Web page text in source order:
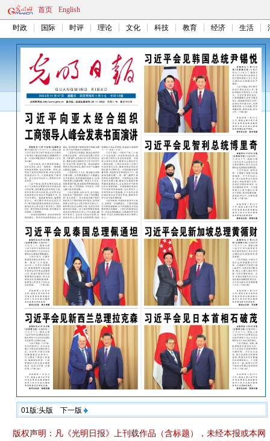
首页 English
时政 国际 时评 理论 文化 科技 教育 经济 生活
01版:头版 下一版
版权声明：凡《光明日报》上刊载作品（含标题），未经本报或本网